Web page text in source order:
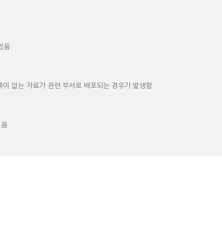
음
없는 자료가 관련 부서로 배포되는 경우가 발생함